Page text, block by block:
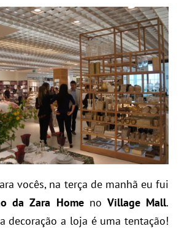
vocês, na terça de manhã eu fui
da Zara Homeno Village Mall.
decoração a loja é uma tentação!